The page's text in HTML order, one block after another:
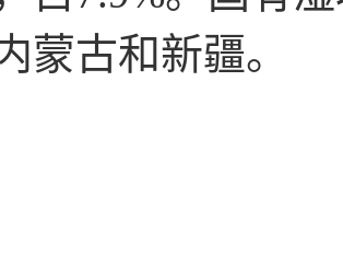
蒙古和新疆。